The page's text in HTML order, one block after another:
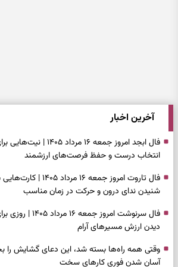
آخرین اخبار
فال ابجد امروز جمعه ۱۶
انتخاب درست و حفظ فرصت‌های ارزشمند
فال تاروت امروز جمعه
شنیدن ندای درون و حرکت در زمان مناسب
فال سرنوشت
دیدن ارزش مسیرهای آرام
وقتی همه راه‌ها بسته شد، این دعای گشایش را
آسان شدن فوری کارهای سخت